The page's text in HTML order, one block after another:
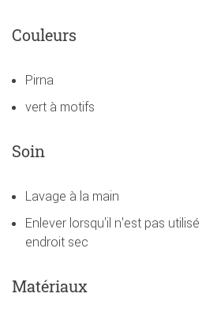
Couleurs
Pirna
vert à motifs
Soin
Lavage à la main
Enlever lorsqu'il n'est pas
endroit sec
Matériaux